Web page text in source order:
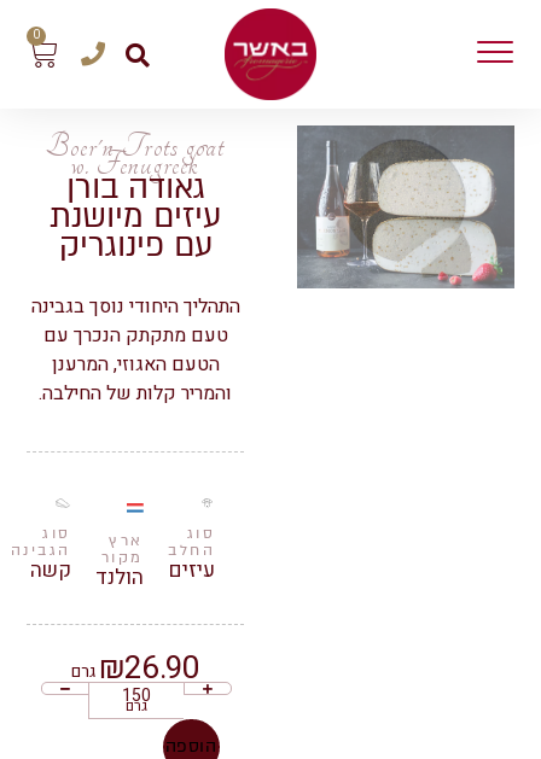
0
Boer'n Trots goat
w. Fenugreek
גאודה בורן
עיזים מיושנת
עם פינוגריק
התהליך היחודי נוסך בגבינה
טעם מתקתק הנכרך עם
הטעם האגוזי, המרענן
והמריר קלות של החילבה.
סוג
החלב
עיזים
ארץ
מקור
הולנד
סוג
הגבינה
קשה
₪26.90 גרם
גרם
הוספה